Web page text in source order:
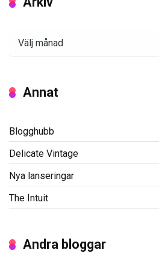
Annat
Blogghubb
Delicate Vintage
Nya lanseringar
The Intuit
Andra bloggar